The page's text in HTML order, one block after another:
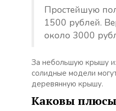
Простейшую
1500 рублей.
около 3000
За небольшую крышу
солидные модели
деревянную крышу.
Каковы